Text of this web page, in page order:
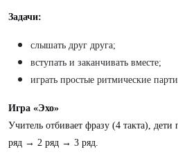
Задачи:
слышать друг друга;
вступать и заканчивать вместе;
играть простые ритмические
Игра «Эхо»
Учитель отбивает фразу (4 такта),
ряд → 2 ряд → 3 ряд.